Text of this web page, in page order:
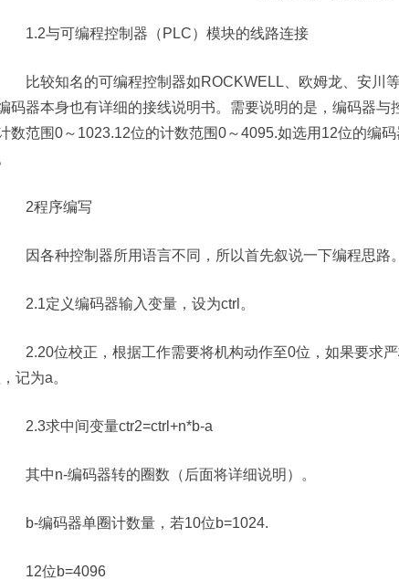
1.2与可编程控制器（PLC）模块的线路连接
比较知名的可编程控制器如ROCKWELL、欧姆龙、安川
码器本身也有详细的接线说明书。需要说明的是，编码器
数范围0～1023.12位的计数范围0～4095.如选用12位的编
2程序编写
因各种控制器所用语言不同，所以首先叙说一下编程思路。
2.1定义编码器输入变量，设为ctrl。
2.20位校正，根据工作需要将机构动作至0位，如果要求严
记为a。
2.3求中间变量ctr2=ctrl+n*b-a
其中n-编码器转的圈数（后面将详细说明）。
b-编码器单圈计数量，若10位b=1024.
12位b=4096